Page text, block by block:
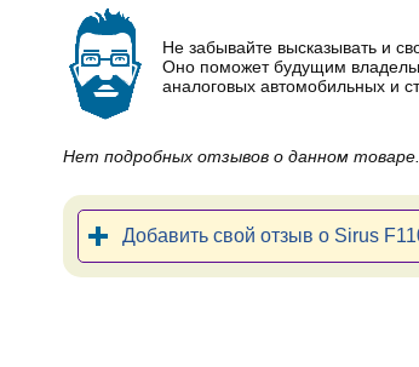
Не забывайте высказывать и
Оно поможет будущим
аналоговых автомобильных и
Нет подробных отзывов о данном
Добавить свой отзыв о Sirus